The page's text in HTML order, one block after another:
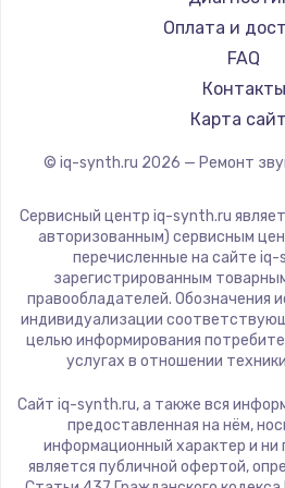
1600 руб.
Заказать
Ремонт разъема
880 руб.
Замена
2745
Замена
2600
Оплата и
FAQ
Контакты
Карта
© iq-synth.ru 2026 — Ремонт
Сервисный центр iq-synth.ru
авторизованным) сервисным
перечисленные на сайте
зарегистрированным
правообладателей. Обозначения
индивидуализации
целью информирования
услугах в отношении
Сайт iq-synth.ru, а также вся
предоставленная на нём,
информационный характер и ни
является публичной офертой,